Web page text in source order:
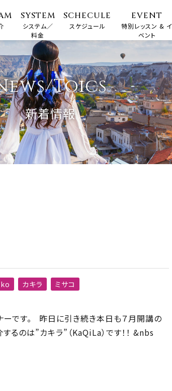
SYSTEM
システム／
料金
SCHECULE
スケジュール
EVENT
特別レッスン & イ
ベント
Toics
新着情報
カキラ ミサコ
ーです。 昨日に引き続き本日も７月開講の
るのは”カキラ”（KaQiLa）です！！ &nbs